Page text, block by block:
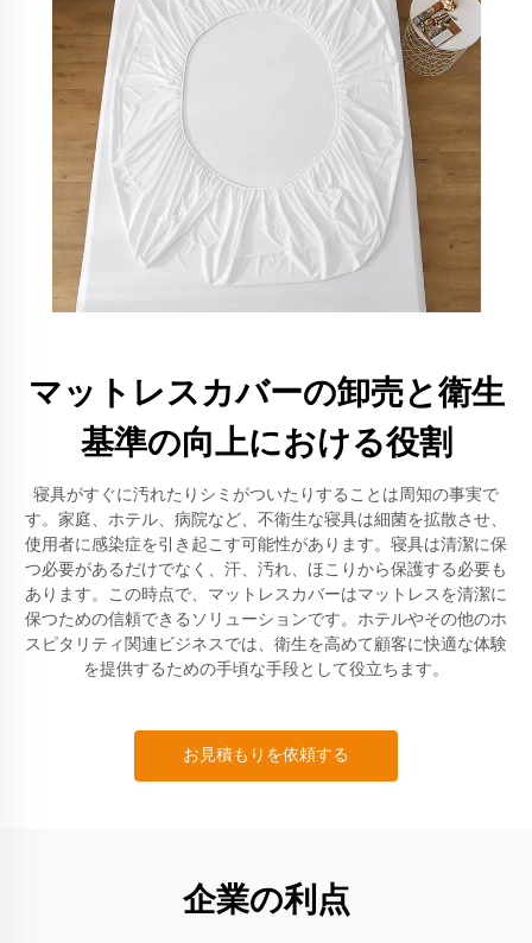
マットレスカバーの卸売と衛生
基準の向上における役割
寝具がすぐに汚れたりシミがついたりすることは周知の事実で
す。家庭、ホテル、病院など、不衛生な寝具は細菌を拡散させ、
使用者に感染症を引き起こす可能性があります。寝具は清潔に保
つ必要があるだけでなく、汗、汚れ、ほこりから保護する必要も
あります。この時点で、マットレスカバーはマットレスを清潔に
保つための信頼できるソリューションです。ホテルやその他のホ
スピタリティ関連ビジネスでは、衛生を高めて顧客に快適な体験
を提供するための手頃な手段として役立ちます。
お見積もりを依頼する
企業の利点